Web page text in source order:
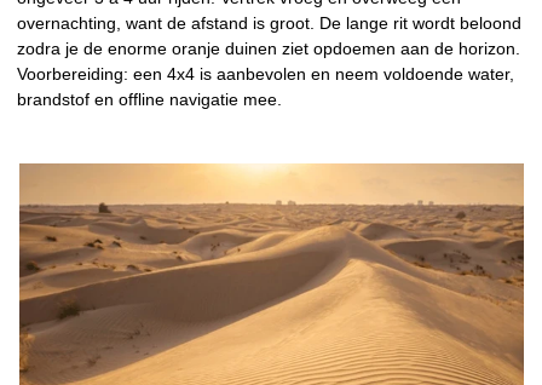
overnachting, want de afstand is groot. De lange rit wordt beloond
zodra je de enorme oranje duinen ziet opdoemen aan de horizon.
Voorbereiding: een 4x4 is aanbevolen en neem voldoende water,
brandstof en offline navigatie mee.